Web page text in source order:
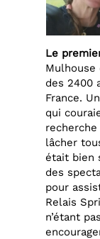
Le
des 2400
France.
qui
lâcher
était bien
des
pour
Relais
n’étant